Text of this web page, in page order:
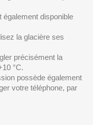
également disponible
la glacière ses
précisément la
°C.
possède également
votre téléphone, par